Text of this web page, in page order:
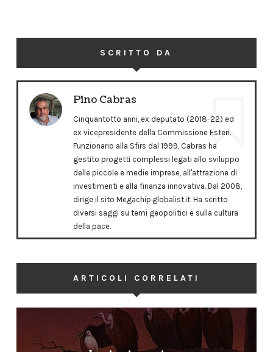
SCRITTO DA
Pino Cabras
Cinquantotto anni, ex deputato (2018-22) ed
ex vicepresidente della Commissione Esteri.
Funzionario alla Sfirs dal 1999, Cabras ha
gestito progetti complessi legati allo sviluppo
delle piccole e medie imprese, all'attrazione di
investimenti e alla finanza innovativa. Dal 2008,
dirige il sito Megachip.globalist.it. Ha scritto
diversi saggi su temi geopolitici e sulla cultura
della pace.
ARTICOLI CORRELATI